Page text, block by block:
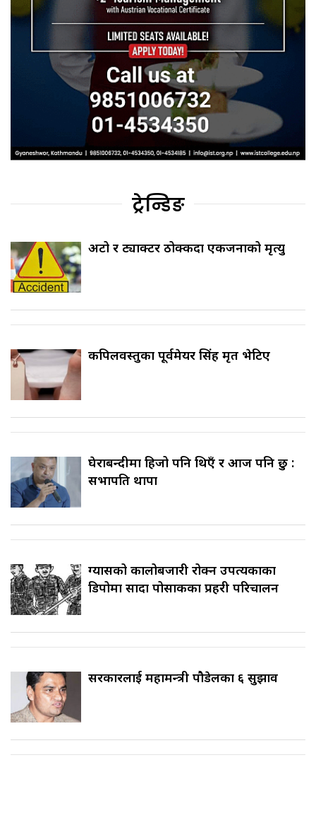
ट्रेन्डिङ
अटो र ट्याक्टर ठोक्किँदा एकजनाको मृत्यु
कपिलवस्तुका पूर्वमेयर सिंह मृत भेटिए
घेराबन्दीमा हिजो पनि थिएँ र आज पनि छु :
सभापति थापा
ग्यासको कालोबजारी रोक्न उपत्यकाका
डिपोमा सादा पोसाकका प्रहरी परिचालन
सरकारलाई महामन्त्री पौडेलका ६ सुझाव